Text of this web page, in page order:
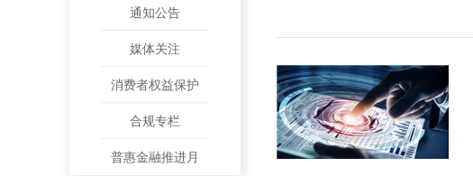
通知公告
媒体关注
消费者权益保护
合规专栏
普惠金融推进月